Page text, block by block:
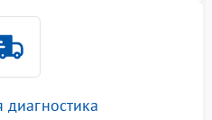
диагностика